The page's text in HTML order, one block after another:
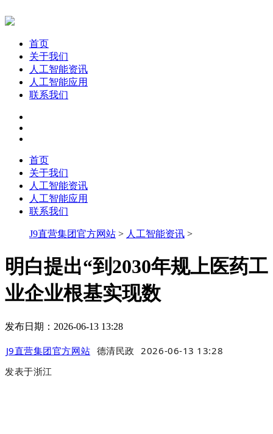
首页
关于我们
人工智能资讯
人工智能应用
联系我们
首页
关于我们
人工智能资讯
人工智能应用
联系我们
J9直营集团官方网站 > 人工智能资讯 >
明白提出“到2030年规上医药工
业企业根基实现数
发布日期：2026-06-13 13:28
J9直营集团官方网站 德清民政
2026-06-13 13:28
发表于浙江